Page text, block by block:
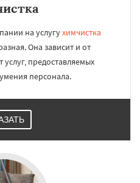
на услугухимчистка
Она зависит и от
предоставляемых
персонала.